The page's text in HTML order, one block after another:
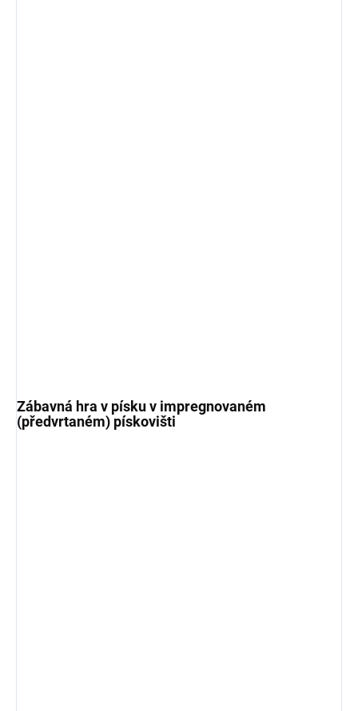
Zábavná hra v písku v impregnovaném
(předvrtaném) pískovišti